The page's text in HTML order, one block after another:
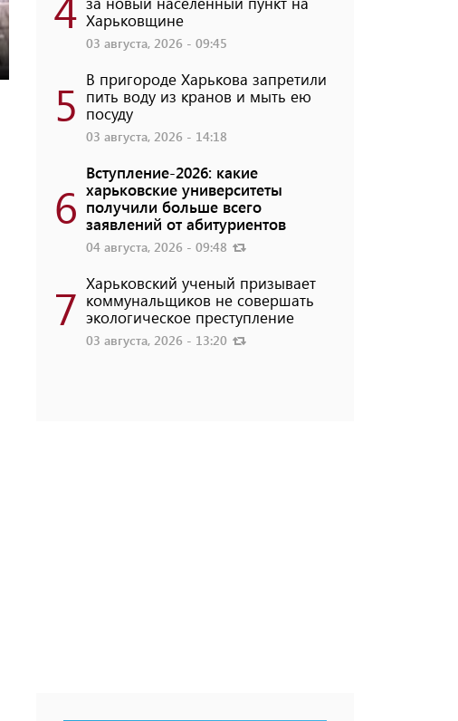
Харьковщине
03 августа, 2026 - 09:45
5 В пригороде Харькова запретили
пить воду из кранов и мыть ею
посуду
03 августа, 2026 - 14:18
6
Вступление-2026: какие
харьковские университеты
получили больше всего
заявлений от абитуриентов
04 августа, 2026 - 09:48
7 Харьковский ученый призывает
коммунальщиков не совершать
экологическое преступление
03 августа, 2026 - 13:20